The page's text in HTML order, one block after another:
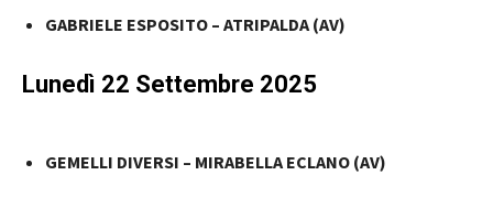
GABRIELE ESPOSITO – ATRIPALDA (AV)
Lunedì 22 Settembre 2025
GEMELLI DIVERSI – MIRABELLA ECLANO (AV)